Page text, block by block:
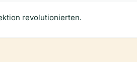
revolutionierten.